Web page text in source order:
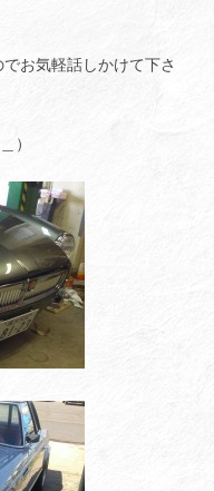
お気軽話しかけて下さ
）